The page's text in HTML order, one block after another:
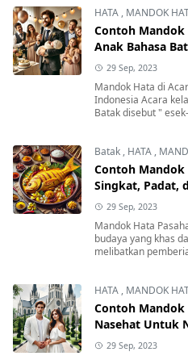
HATA , MANDOK
Contoh Mandok
Anak Bahasa
29 Sep, 2023
Mandok Hata di
Indonesia Acara
Batak disebut "
Batak , HATA ,
Contoh Mandok
Singkat, Padat,
29 Sep, 2023
Mandok Hata
budaya yang khas
melibatkan
HATA , MANDOK
Contoh Mandok
Nasehat Untuk
29 Sep, 2023